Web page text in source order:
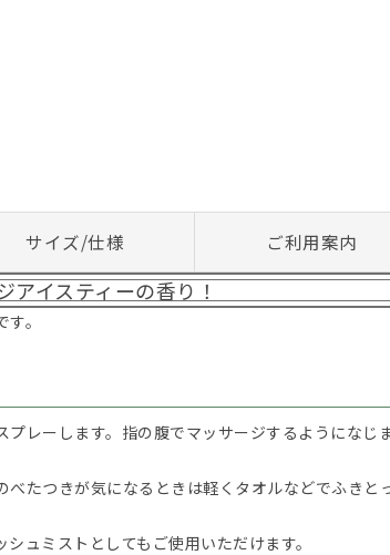
サイズ/仕様 ご利用案内
アイスティーの香り！
。
レーします。指の腹でマッサージするようになじ
たつきが気になるときは軽くタオルなどでふきと
ュミストとしてもご使用いただけます。